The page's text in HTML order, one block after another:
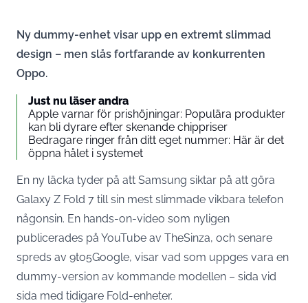
Ny dummy-enhet visar upp en extremt slimmad
design – men slås fortfarande av konkurrenten
Oppo.
Just nu läser andra
Apple varnar för prishöjningar: Populära produkter
kan bli dyrare efter skenande chippriser
Bedragare ringer från ditt eget nummer: Här är det
öppna hålet i systemet
En ny läcka tyder på att Samsung siktar på att göra
Galaxy Z Fold 7 till sin mest slimmade vikbara telefon
någonsin. En hands-on-video som nyligen
publicerades på YouTube av TheSinza, och senare
spreds av 9to5Google, visar vad som uppges vara en
dummy-version av kommande modellen – sida vid
sida med tidigare Fold-enheter.